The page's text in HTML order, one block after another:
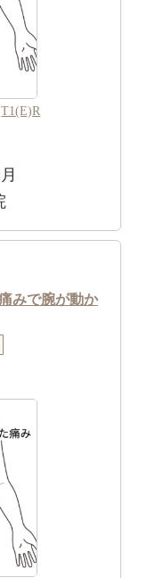
T1(E)R
みで腕が動か